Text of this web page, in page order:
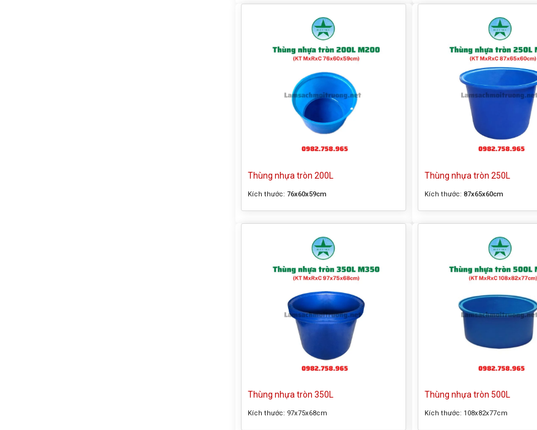
Thùng nhựa tròn 200L
Kích thước: 76x60x59cm
Thùng nhựa tròn 250L
Kích thước:87x65x60cm
Thùng nhựa tròn 350L
Kích thước: 97x75x68cm
Thùng nhựa tròn 500L
Kích thước: 108x82x77cm